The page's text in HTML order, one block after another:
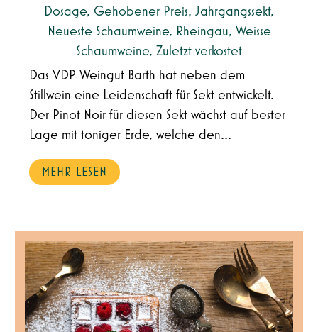
Dosage, Gehobener Preis, Jahrgangssekt,
Neueste Schaumweine, Rheingau, Weisse
Schaumweine, Zuletzt verkostet
Das VDP Weingut Barth hat neben dem
Stillwein eine Leidenschaft für Sekt entwickelt.
Der Pinot Noir für diesen Sekt wächst auf bester
Lage mit toniger Erde, welche den...
MEHR LESEN